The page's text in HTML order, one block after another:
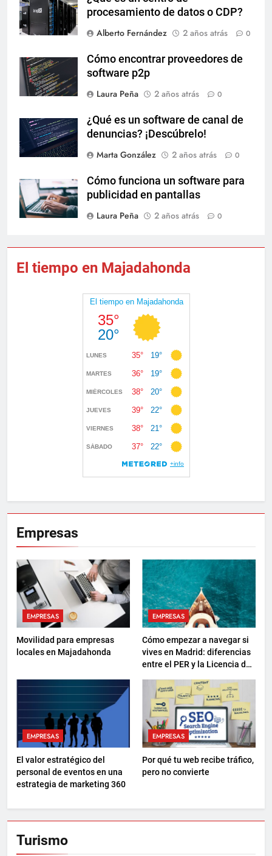
procesamiento de datos o CDP?
Alberto Fernández
2 años atrás 0
Cómo encontrar proveedores de
software p2p
Laura Peña
2 años atrás 0
¿Qué es un software de canal de
denuncias? ¡Descúbrelo!
Marta González
2 años atrás 0
Cómo funciona un software para
publicidad en pantallas
Laura Peña
2 años atrás 0
El tiempo en Majadahonda
Empresas
EMPRESAS
Movilidad para empresas
locales en Majadahonda
EMPRESAS
Cómo empezar a navegar si
vives en Madrid: diferencias
entre el PER y la Licencia de
EMPRESAS
El valor estratégico del
personal de eventos en una
estrategia de marketing 360
EMPRESAS
Por qué tu web recibe tráfico,
pero no convierte
Turismo